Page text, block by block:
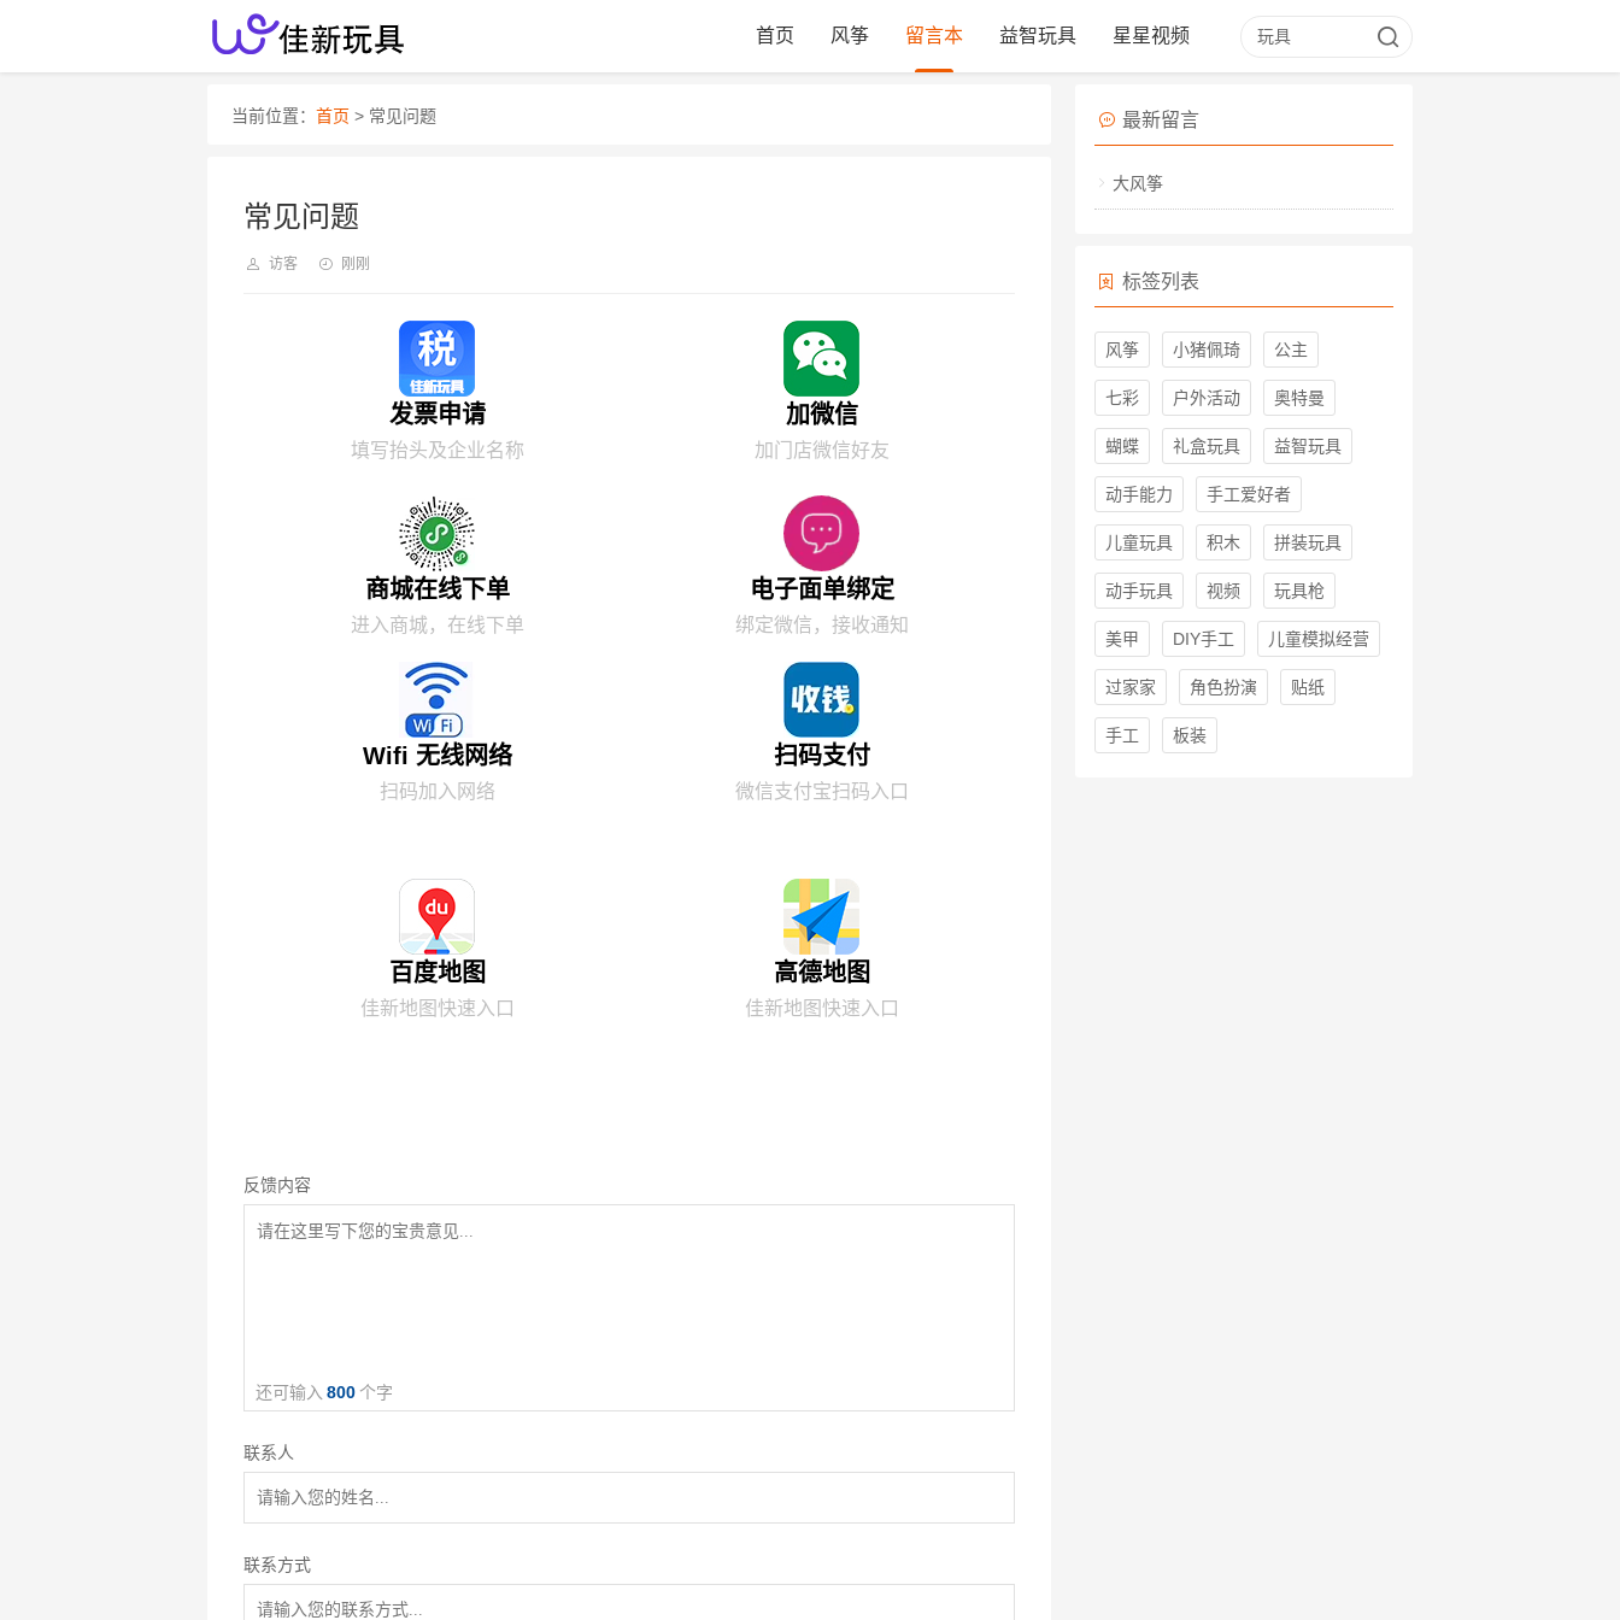
首页 风筝 留言本 益智玩具 星星视频
当前位置： 首页 > 常见问题
常见问题
访客 刚刚
发票申请
填写抬头及企业名称
加微信
加门店微信好友
商城在线下单
进入商城，在线下单
电子面单绑定
绑定微信，接收通知
Wifi 无线网络
扫码加入网络
扫码支付
微信支付宝扫码入口
百度地图
佳新地图快速入口
高德地图
佳新地图快速入口
反馈内容
800
联系人
联系方式
最新留言
大风筝
标签列表
风筝 小猪佩琦 公主
七彩 户外活动 奥特曼
蝴蝶 礼盒玩具 益智玩具
动手能力 手工爱好者
儿童玩具 积木 拼装玩具
动手玩具 视频 玩具枪
美甲 DIY手工 儿童模拟经营
过家家 角色扮演 贴纸
手工 板装